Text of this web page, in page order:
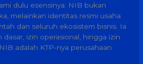
dulu esensinya. NIB bukan
melainkan identitas resmi usaha
dan seluruh ekosistem bisnis. Ia
dasar, izin operasional, hingga izin
adalah KTP-nya perusahaan